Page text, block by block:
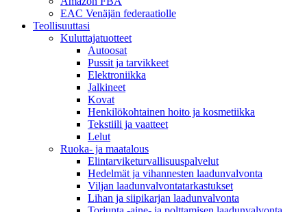
EAC Venäjän federaatiolle
Teollisuuttasi
Kuluttajatuotteet
Autoosat
Pussit ja tarvikkeet
Elektroniikka
Jalkineet
Kovat
Henkilökohtainen hoito ja kosmetiikka
Tekstiili ja vaatteet
Lelut
Ruoka- ja maatalous
Elintarviketurvallisuuspalvelut
Hedelmät ja vihannesten laadunvalvonta
Viljan laadunvalvontatarkastukset
Lihan ja siipikarjan laadunvalvonta